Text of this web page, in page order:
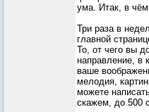
ума. Итак, в
Три раза в
главной
То, от чего вы
направление, в
ваше
мелодия,
можете
скажем, до 500